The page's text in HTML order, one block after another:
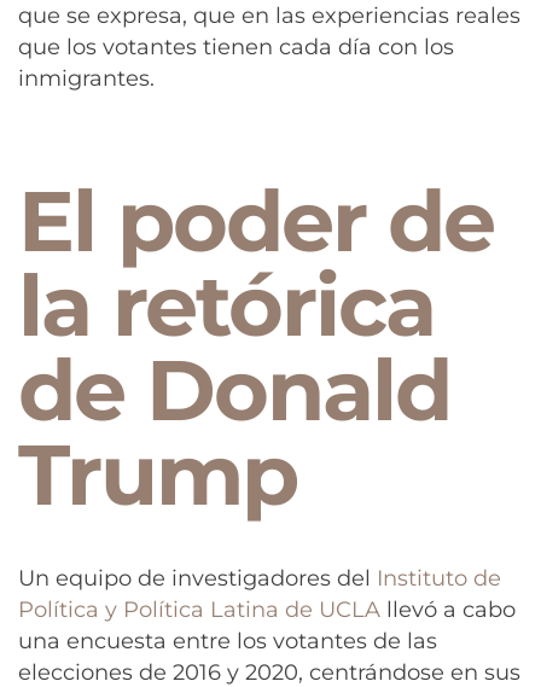
que se expresa, que en las experiencias reales
que los votantes tienen cada día con los
inmigrantes.
El poder de
la retórica
de Donald
Trump
Un equipo de investigadores del Instituto de
Política y Política Latina de UCLA llevó a cabo
una encuesta entre los votantes de las
elecciones de 2016 y 2020, centrándose en sus